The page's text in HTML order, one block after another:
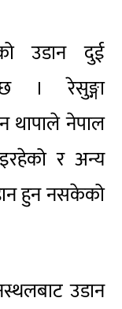
उडान दुई
। रेसुङ्गा
थापाले नेपाल
र अन्य
हुन नसकेको
उडान